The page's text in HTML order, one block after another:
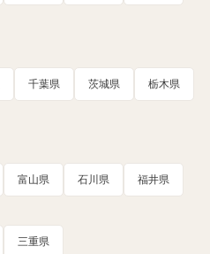
千葉県 茨城県 栃木県
富山県 石川県 福井県
三重県